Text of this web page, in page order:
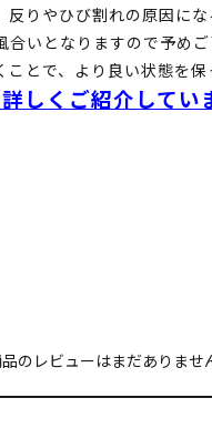
りやひび割れの原因にな
いとなりますので予め
とで、より良い状態を保
しくご紹介してい
のレビューはまだありませ